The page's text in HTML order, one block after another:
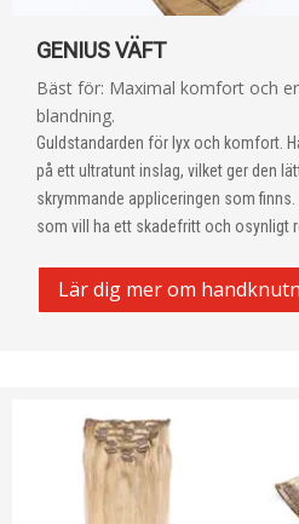
GENIUS VÄFT
Bäst för: Maximal komfort och
blandning.
Guldstandarden för lyx och komfort.
på ett ultratunt inslag, vilket ger den
skrymmande appliceringen som
som vill ha ett skadefritt och osynligt
Lär dig mer om